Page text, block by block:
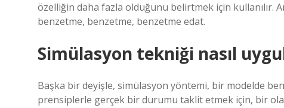
özelliğin daha fazla olduğunu belirtmek için kullanılır.
benzetme, benzetme, benzetme edat.
Simülasyon tekniği nasıl
Başka bir deyişle, simülasyon yöntemi, bir modelde
prensiplerle gerçek bir durumu taklit etmek için, bir